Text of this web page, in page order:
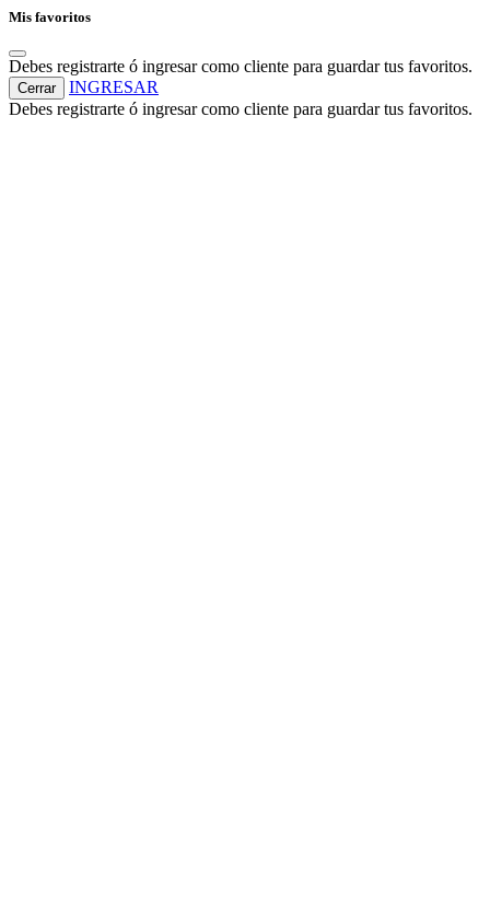
Mis favoritos
Debes registrarte ó ingresar como cliente para guardar tus favoritos.
Cerrar
INGRESAR
Debes registrarte ó ingresar como cliente para guardar tus favoritos.